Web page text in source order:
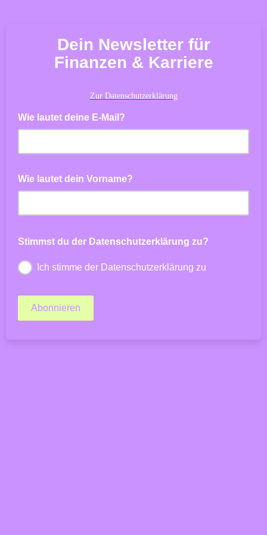
Dein Newsletter für
Finanzen & Karriere
Zur Datenschutzerklärung
Wie lautet deine E-Mail?
Wie lautet dein Vorname?
Stimmst du der Datenschutzerklärung zu?
Ich stimme der Datenschutzerklärung zu